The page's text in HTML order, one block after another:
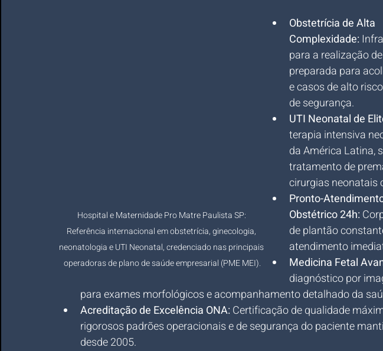
Hospital e Maternidade Pro Matre Paulista SP:
Referência internacional em obstetrícia, ginecologia,
neonatologia e UTI Neonatal, credenciado nas principais
operadoras de plano de saúde empresarial (PME MEI).
Obstetrícia de Alta
Complexidade:
para a realização
preparada para
e casos de alto
de segurança.
UTI Neonatal de
terapia intensiva
da América Latina,
tratamento de
cirurgias neonatais
Pronto-
Obstétrico 24h:
de plantão
atendimento
Medicina Fetal
diagnóstico por
para exames morfológicos e acompanhamento detalhado da
Acreditação de Excelência ONA: Certificação de qualidade
rigorosos padrões operacionais e de segurança do paciente
desde 2005.